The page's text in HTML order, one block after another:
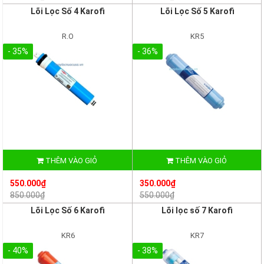
Lõi Lọc Số 4 Karofi
R.O
- 35%
THÊM VÀO GIỎ
550.000₫
850.000₫
Lõi Lọc Số 5 Karofi
KR5
- 36%
THÊM VÀO GIỎ
350.000₫
550.000₫
Lõi Lọc Số 6 Karofi
KR6
- 40%
Lõi lọc số 7 Karofi
KR7
- 38%